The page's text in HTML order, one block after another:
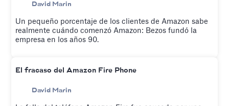
David Marin
Un pequeño porcentaje de los clientes de Amazon sabe
realmente cuándo comenzó Amazon: Bezos fundó la
empresa en los años 90.
El fracaso del Amazon Fire Phone
David Marin